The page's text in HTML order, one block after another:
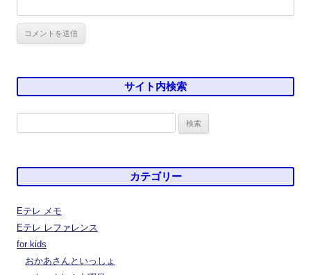
サイト内検索
カテゴリー
Eテレ メモ
Eテレ レファレンス
for kids
おかあさんといっしょ